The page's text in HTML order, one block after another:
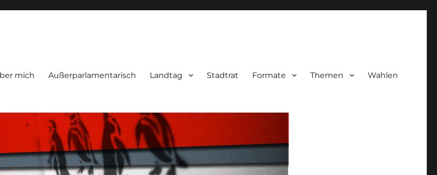
mich Außerparlamentarisch Landtag Stadtrat Formate Themen Wahlen